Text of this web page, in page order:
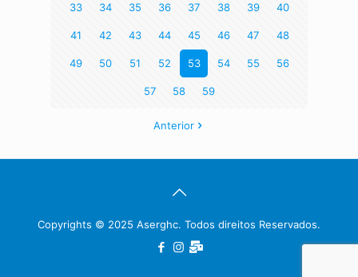
33 34 35 36 37 38 39 40
41 42 43 44 45 46 47 48
49 50 51 52 53 54 55 56
57 58 59
Anterior
Copyrights © 2025 Aserghc. Todos direitos Reservados.